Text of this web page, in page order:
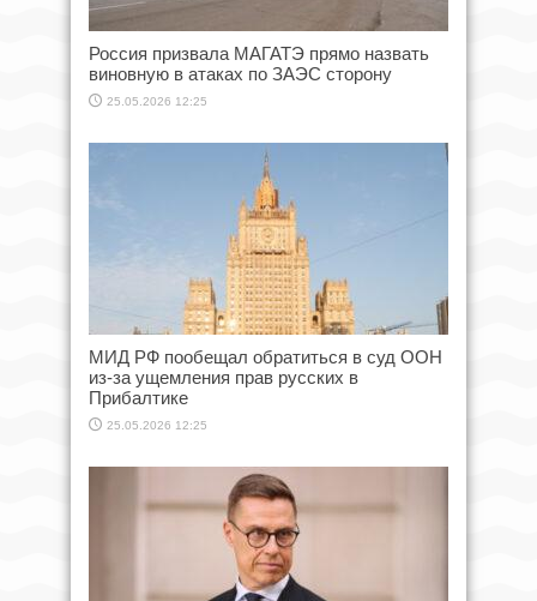
Россия призвала МАГАТЭ прямо назвать
виновную в атаках по ЗАЭС сторону
25.05.2026 12:25
МИД РФ пообещал обратиться в суд ООН
из-за ущемления прав русских в
Прибалтике
25.05.2026 12:25